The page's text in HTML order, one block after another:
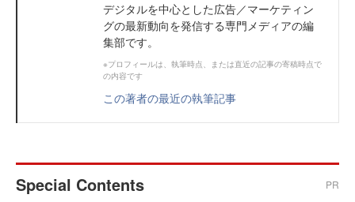
デジタルを中心とした広告／マーケティン
グの最新動向を発信する専門メディアの編
集部です。
※プロフィールは、執筆時点、または直近の記事の寄稿時点で
の内容です
この著者の最近の執筆記事
Special Contents PR